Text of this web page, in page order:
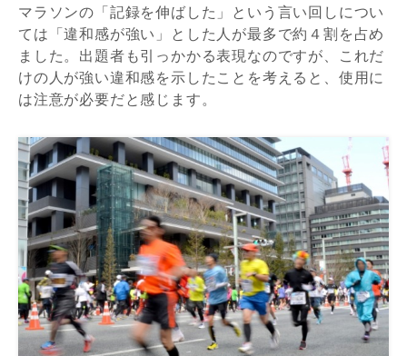
マラソンの「記録を伸ばした」という言い回しについ
ては「違和感が強い」とした人が最多で約４割を占め
ました。出題者も引っかかる表現なのですが、これだ
けの人が強い違和感を示したことを考えると、使用に
は注意が必要だと感じます。